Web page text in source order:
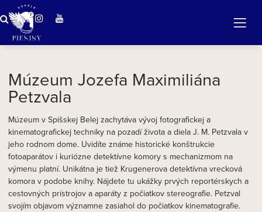
Múzeum Jozefa Maximiliána
Petzvala
Múzeum v Spišskej Belej zachytáva vývoj fotografickej a
kinematografickej techniky na pozadí života a diela J. M. Petzvala v
jeho rodnom dome. Uvidíte známe historické konštrukcie
fotoaparátov i kuriózne detektívne komory s mechanizmom na
výmenu platní. Unikátna je tiež Krugenerova detektívna vrecková
komora v podobe knihy. Nájdete tu ukážky prvých reportérskych a
cestovných prístrojov a aparáty z počiatkov stereografie. Petzval
svojím objavom významne zasiahol do počiatkov kinematografie.